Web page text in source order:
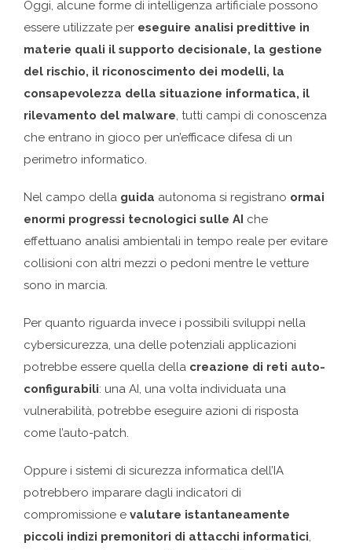
Oggi, alcune forme di intelligenza artificiale possono
essere utilizzate per eseguire analisi predittive in
materie quali il supporto decisionale, la gestione
del rischio, il riconoscimento dei modelli, la
consapevolezza della situazione informatica, il
rilevamento del malware, tutti campi di conoscenza
che entrano in gioco per un’efficace difesa di un
perimetro informatico.
Nel campo della guida autonoma si registrano ormai
enormi progressi tecnologici sulle AI che
effettuano analisi ambientali in tempo reale per evitare
collisioni con altri mezzi o pedoni mentre le vetture
sono in marcia.
Per quanto riguarda invece i possibili sviluppi nella
cybersicurezza, una delle potenziali applicazioni
potrebbe essere quella della creazione di reti auto-
configurabili: una AI, una volta individuata una
vulnerabilità, potrebbe eseguire azioni di risposta
come l’auto-patch.
Oppure i sistemi di sicurezza informatica dell’IA
potrebbero imparare dagli indicatori di
compromissione e valutare istantaneamente
piccoli indizi premonitori di attacchi informatici,